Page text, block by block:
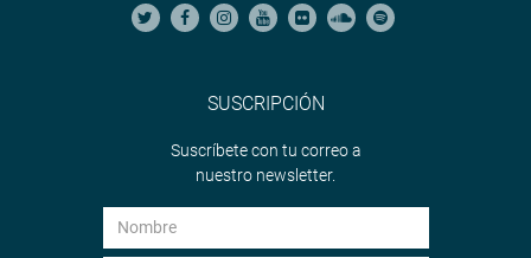
SUSCRIPCIÓN
Suscríbete con tu correo a
nuestro newsletter.